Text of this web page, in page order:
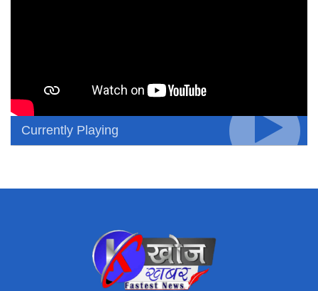
Currently Playing